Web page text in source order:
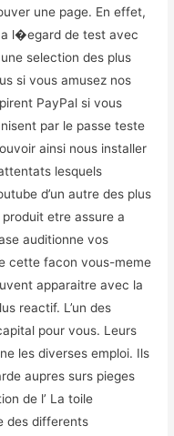
une page. En effet,
l�egard de test avec
selection des plus
si vous amusez nos
PayPal si vous
par le passe teste
ainsi nous installer
lesquels
d’un autre des plus
etre assure a
auditionne vos
cette facon vous-meme
apparaitre avec la
reactif. L’un des
pour vous. Leurs
les diverses emploi. Ils
aupres surs pieges
de l’ La toile
des differents